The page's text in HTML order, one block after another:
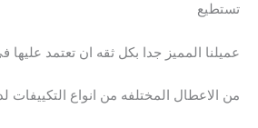
تستطيع
عميلنا المميز جدا بكل ثقه ان تعتمد عليها
من الاعطال المختلفه من انواع التكييفات